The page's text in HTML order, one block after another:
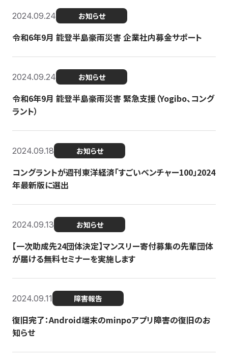
2024.09.24 お知らせ
令和6年9月 能登半島豪雨災害 企業社内募金サポート
2024.09.24 お知らせ
令和6年9月 能登半島豪雨災害 緊急支援（Yogibo、コング
ラント）
2024.09.18 お知らせ
コングラントが週刊東洋経済「すごいベンチャー100」2024
年最新版に選出
2024.09.13 お知らせ
【一次助成先24団体決定】マンスリー寄付募集の先輩団体
が届ける無料セミナーを実施します
2024.09.11 障害報告
復旧完了：Android端末のminpoアプリ障害の復旧のお
知らせ